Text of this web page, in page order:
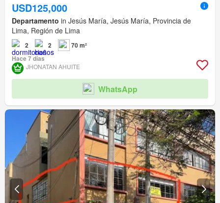
USD125,000
Departamento in Jesús María, Jesús María, Provincia de
Lima, Región de Lima
2 2
70 m²
Hace 7 días
JHONATAN AHUITE
WhatsApp